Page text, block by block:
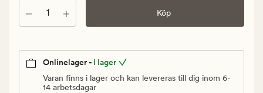
kr.
Ordinarie
8
999,90
Antal Köp
Onlinelager - I lager
Varan finns i lager och kan levereras till dig inom 6-
14 arbetsdagar